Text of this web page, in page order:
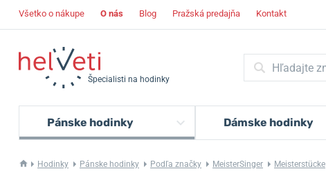
Všetko o nákupe O nás Blog Pražská predajňa Kontakt
Špecialisti na hodinky
Pánske hodinky Dámske hodinky
Hodinky Pánske hodinky Podľa značky MeisterSinger Meisterstücke